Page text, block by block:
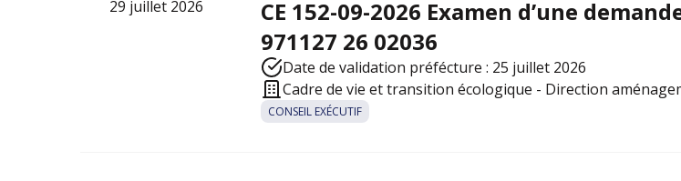
29 juillet 2026
CE 152-09-2026 Examen d’une
971127 26 02036
Date de validation préfécture : 25 juillet 2026
Cadre de vie et transition écologique - Direction
CONSEIL EXÉCUTIF